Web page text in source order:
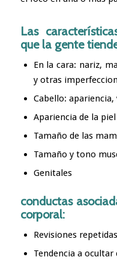
Las
que la gente
En la cara: nariz,
y otras
Cabello:
Apariencia de la
Tamaño de las
Tamaño y tono
Genitales
conductas
corporal:
Revisiones
Tendencia a